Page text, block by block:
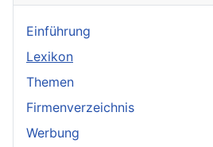
Einführung
Lexikon
Themen
Firmenverzeichnis
Werbung